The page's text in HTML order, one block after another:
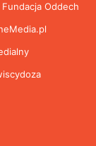
Oddech